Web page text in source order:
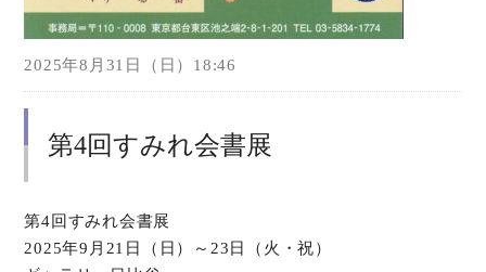
2025年8月31日（日）18:46
第4回すみれ会書展
第4回すみれ会書展
2025年9月21日（日）～23日（火・祝）